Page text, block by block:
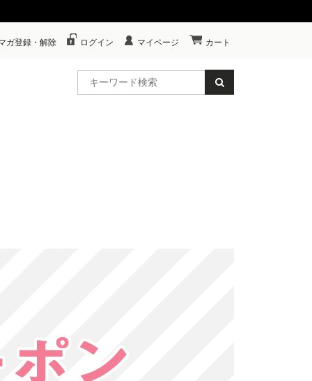
ガ登録・解除 ログイン マイページ カート